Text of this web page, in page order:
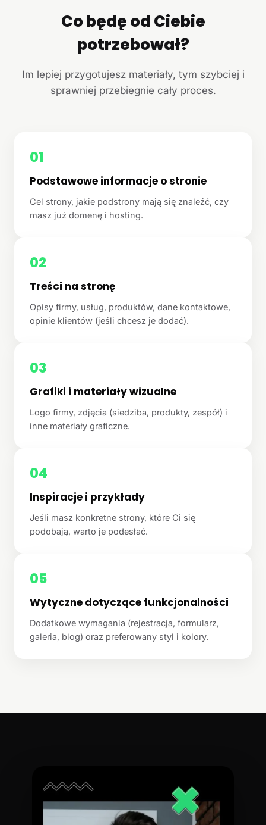
Co będę od Ciebie
potrzebował?
Im lepiej przygotujesz materiały, tym szybciej i
sprawniej przebiegnie cały proces.
01
Podstawowe informacje o stronie
Cel strony, jakie podstrony mają się znaleźć, czy
masz już domenę i hosting.
02
Treści na stronę
Opisy firmy, usług, produktów, dane kontaktowe,
opinie klientów (jeśli chcesz je dodać).
03
Grafiki i materiały wizualne
Logo firmy, zdjęcia (siedziba, produkty, zespół) i
inne materiały graficzne.
04
Inspiracje i przykłady
Jeśli masz konkretne strony, które Ci się
podobają, warto je podesłać.
05
Wytyczne dotyczące funkcjonalności
Dodatkowe wymagania (rejestracja, formularz,
galeria, blog) oraz preferowany styl i kolory.